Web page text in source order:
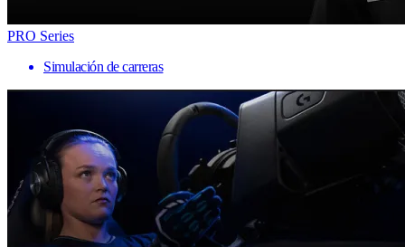
PRO Series
Simulación de carreras